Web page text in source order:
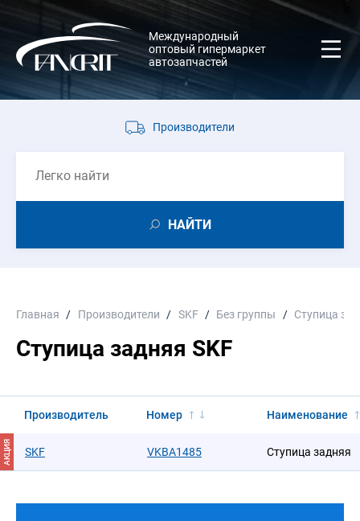
Международный
оптовый гипермаркет
автозапчастей
Производители
НАЙТИ
Главная Производители SKF Без группы Ступица
Ступица задняя SKF
Производитель Номер Наименование
АКЦИЯ SKF VKBA1485 Ступица задняя